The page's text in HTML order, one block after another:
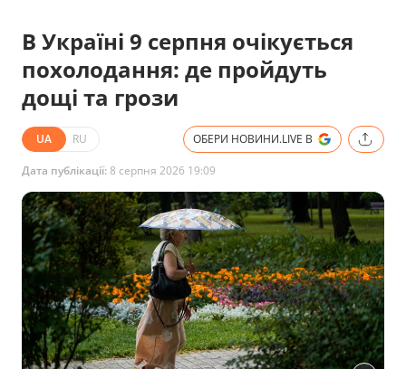
В Україні 9 серпня очікується
похолодання: де пройдуть
дощі та грози
UA RU ОБЕРИ НОВИНИ.LIVE В
Дата публікації:8 серпня 2026 19:09